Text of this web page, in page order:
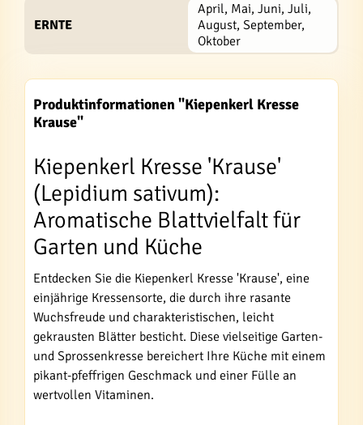
ERNTE
April, Mai, Juni, Juli,
August, September,
Oktober
Produktinformationen "Kiepenkerl Kresse
Krause"
Kiepenkerl Kresse 'Krause'
(Lepidium sativum):
Aromatische Blattvielfalt für
Garten und Küche
Entdecken Sie die Kiepenkerl Kresse 'Krause', eine
einjährige Kressensorte, die durch ihre rasante
Wuchsfreude und charakteristischen, leicht
gekrausten Blätter besticht. Diese vielseitige Garten-
und Sprossenkresse bereichert Ihre Küche mit einem
pikant-pfeffrigen Geschmack und einer Fülle an
wertvollen Vitaminen.